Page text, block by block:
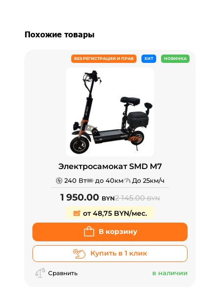
Похожие товары
БЕЗ РЕГИСТРАЦИИ И ПРАВ ХИТ НОВИНКА
Электросамокат SMD M7
240 Вт до 40км До 25км/ч
1 950.00 BYN2 145.00BYN
от 48,75 BYN/мес.
В корзину
Купить в 1 клик
Сравнить в наличии